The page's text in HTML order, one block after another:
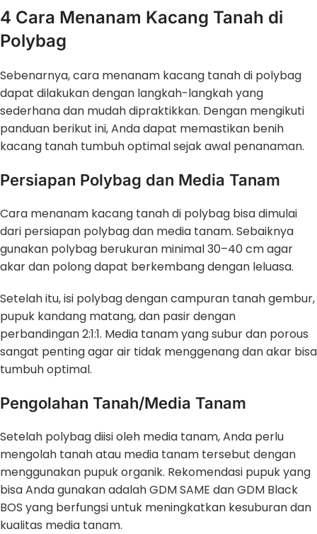
4 Cara Menanam Kacang Tanah di
Polybag
Sebenarnya, cara menanam kacang tanah di polybag
dapat dilakukan dengan langkah-langkah yang
sederhana dan mudah dipraktikkan. Dengan mengikuti
panduan berikut ini, Anda dapat memastikan benih
kacang tanah tumbuh optimal sejak awal penanaman.
Persiapan Polybag dan Media Tanam
Cara menanam kacang tanah di polybag bisa dimulai
dari persiapan polybag dan media tanam. Sebaiknya
gunakan polybag berukuran minimal 30–40 cm agar
akar dan polong dapat berkembang dengan leluasa.
Setelah itu, isi polybag dengan campuran tanah gembur,
pupuk kandang matang, dan pasir dengan
perbandingan 2:1:1. Media tanam yang subur dan porous
sangat penting agar air tidak menggenang dan akar bisa
tumbuh optimal.
Pengolahan Tanah/Media Tanam
Setelah polybag diisi oleh media tanam, Anda perlu
mengolah tanah atau media tanam tersebut dengan
menggunakan pupuk organik. Rekomendasi pupuk yang
bisa Anda gunakan adalah GDM SAME dan GDM Black
BOS yang berfungsi untuk meningkatkan kesuburan dan
kualitas media tanam.